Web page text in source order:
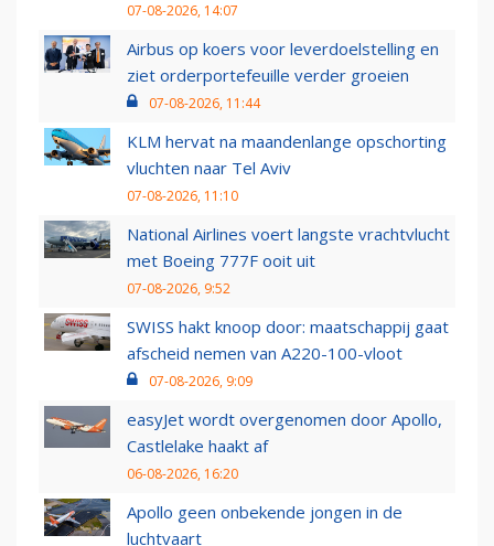
07-08-2026, 14:07
Airbus op koers voor leverdoelstelling en
ziet orderportefeuille verder groeien
07-08-2026, 11:44
KLM hervat na maandenlange opschorting
vluchten naar Tel Aviv
07-08-2026, 11:10
National Airlines voert langste vrachtvlucht
met Boeing 777F ooit uit
07-08-2026, 9:52
SWISS hakt knoop door: maatschappij gaat
afscheid nemen van A220-100-vloot
07-08-2026, 9:09
easyJet wordt overgenomen door Apollo,
Castlelake haakt af
06-08-2026, 16:20
Apollo geen onbekende jongen in de
luchtvaart